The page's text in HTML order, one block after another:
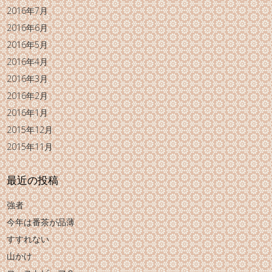
2016年7月
2016年6月
2016年5月
2016年4月
2016年3月
2016年2月
2016年1月
2015年12月
2015年11月
最近の投稿
強者
今年は番茶が品薄
すすれない
山かけ